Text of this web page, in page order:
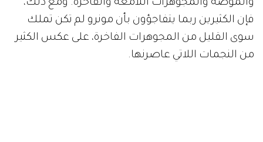
والموضة والمجوهرات اللامعة والفاخرة. ومع ذلك،
فإن الكثيرين ربما يتفاجؤون بأن مونرو لم تكن تملك
سوى القليل من المجوهرات الفاخرة، على عكس الكثير
من النجمات اللاتي عاصرنها.